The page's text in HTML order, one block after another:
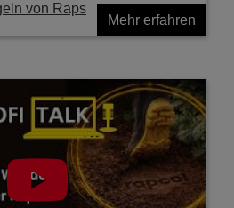
von Raps
Mehr erfahren